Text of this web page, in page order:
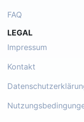
FAQ
LEGAL
Impressum
Kontakt